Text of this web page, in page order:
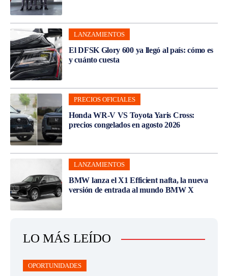
LANZAMIENTOS
El DFSK Glory 600 ya llegó al país: cómo es
y cuánto cuesta
PRECIOS OFICIALES
Honda WR-V VS Toyota Yaris Cross:
precios congelados en agosto 2026
LANZAMIENTOS
BMW lanza el X1 Efficient nafta, la nueva
versión de entrada al mundo BMW X
LO MÁS LEÍDO
OPORTUNIDADES